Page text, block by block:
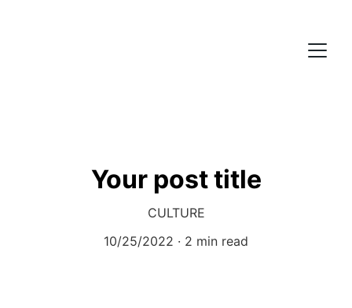
Your post title
CULTURE
10/25/2022
2 min read